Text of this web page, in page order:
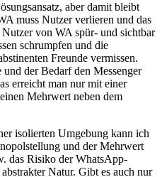
aber damit bleibt
muss Nutzer verlieren und das
von WA spür- und sichtbar
schrumpfen und die
Freunde vermissen.
der Bedarf den Messenger
erreicht man nur mit einer
Mehrwert neben dem
isolierten Umgebung kann ich
und der Mehrwert
das Risiko der WhatsApp-
Natur. Gibt es auch nur